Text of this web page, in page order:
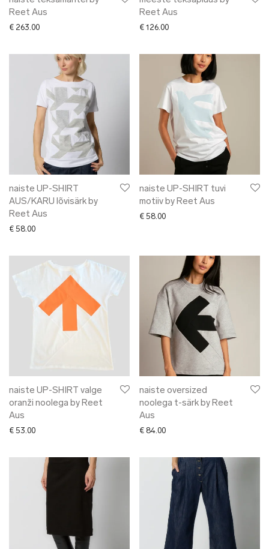
Reet Aus
€ 263.00
Reet Aus
€ 126.00
naiste UP-SHIRT
AUS/KARU lõvisärk by
Reet Aus
€ 58.00
naiste UP-SHIRT tuvi
motiiv by Reet Aus
€ 58.00
naiste UP-SHIRT valge
oranži noolega by Reet
Aus
€ 53.00
naiste oversized
noolega t-särk by Reet
Aus
€ 84.00